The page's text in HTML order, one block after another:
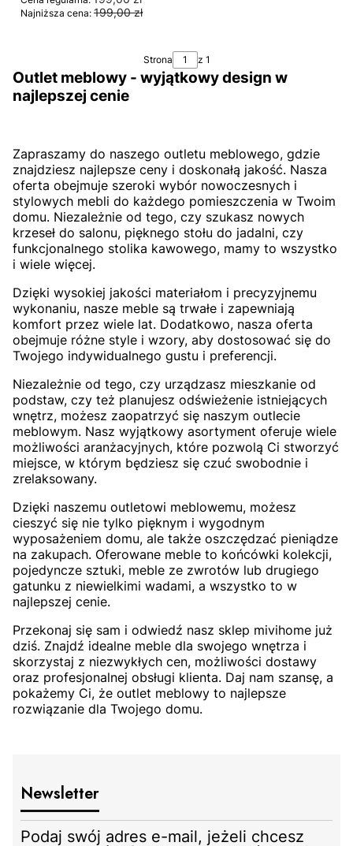
Najniższa cena: 199,00 zł
DO KOSZYKA
Strona z 1
Outlet meblowy - wyjątkowy design w
najlepszej cenie
Zapraszamy do naszego outletu meblowego, gdzie
znajdziesz najlepsze ceny i doskonałą jakość. Nasza
oferta obejmuje szeroki wybór nowoczesnych i
stylowych mebli do każdego pomieszczenia w Twoim
domu. Niezależnie od tego, czy szukasz nowych
krzeseł do salonu, pięknego stołu do jadalni, czy
funkcjonalnego stolika kawowego, mamy to wszystko
i wiele więcej.
Dzięki wysokiej jakości materiałom i precyzyjnemu
wykonaniu, nasze meble są trwałe i zapewniają
komfort przez wiele lat. Dodatkowo, nasza oferta
obejmuje różne style i wzory, aby dostosować się do
Twojego indywidualnego gustu i preferencji.
Niezależnie od tego, czy urządzasz mieszkanie od
podstaw, czy też planujesz odświeżenie istniejących
wnętrz, możesz zaopatrzyć się naszym outlecie
meblowym. Nasz wyjątkowy asortyment oferuje wiele
możliwości aranżacyjnych, które pozwolą Ci stworzyć
miejsce, w którym będziesz się czuć swobodnie i
zrelaksowany.
Dzięki naszemu outletowi meblowemu, możesz
cieszyć się nie tylko pięknym i wygodnym
wyposażeniem domu, ale także oszczędzać pieniądze
na zakupach. Oferowane meble to końcówki kolekcji,
pojedyncze sztuki, meble ze zwrotów lub drugiego
gatunku z niewielkimi wadami, a wszystko to w
najlepszej cenie.
Przekonaj się sam i odwiedź nasz sklep mivihome już
dziś. Znajdź idealne meble dla swojego wnętrza i
skorzystaj z niezwykłych cen, możliwości dostawy
oraz profesjonalnej obsługi klienta. Daj nam szansę, a
pokażemy Ci, że outlet meblowy to najlepsze
rozwiązanie dla Twojego domu.
Newsletter
Podaj swój adres e-mail, jeżeli chcesz